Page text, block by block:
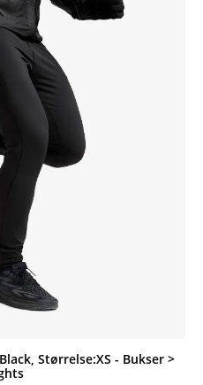
Størrelse:XS - Bukser >